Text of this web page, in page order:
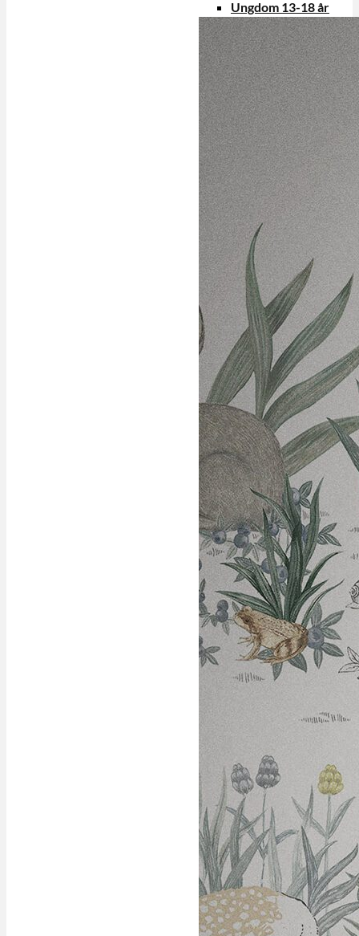
Ungdom 13-18 år